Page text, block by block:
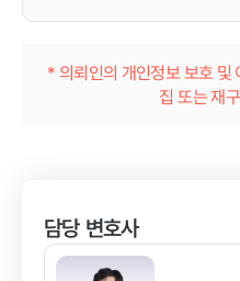
* 의뢰인의 개인정보 보호 및
집 또는 재
담당 변호사